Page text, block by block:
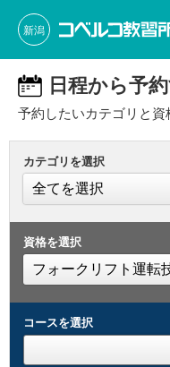
新潟
日程から予
予約したいカテゴリと資
カテゴリを選択
資格を選択
コースを選択